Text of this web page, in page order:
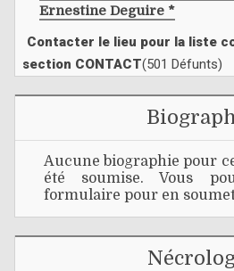
Ernestine Deguire *
Contacter le lieu pour la liste
section CONTACT(501 Défunts)
Aucune biographie pour
été soumise. Vous
formulaire pour en